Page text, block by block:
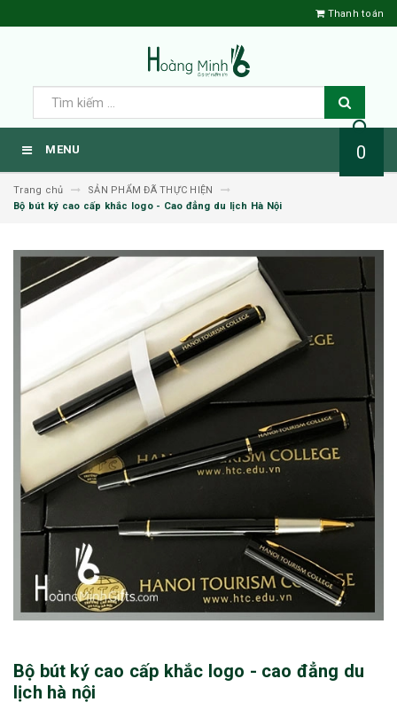
Thanh toán
MENU 0
Trang chủ
SẢN PHẨM ĐÃ THỰC HIỆN
Bộ bút ký cao cấp khắc logo - Cao đẳng du lịch Hà Nội
Bộ bút ký cao cấp khắc logo - cao đẳng du
lịch hà nội